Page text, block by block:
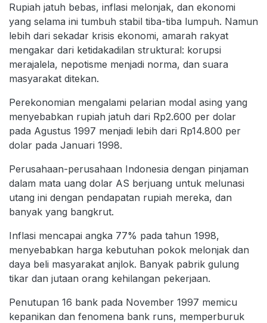
Rupiah jatuh bebas, inflasi melonjak, dan ekonomi
yang selama ini tumbuh stabil tiba-tiba lumpuh. Namun
lebih dari sekadar krisis ekonomi, amarah rakyat
mengakar dari ketidakadilan struktural: korupsi
merajalela, nepotisme menjadi norma, dan suara
masyarakat ditekan.
Perekonomian mengalami pelarian modal asing yang
menyebabkan rupiah jatuh dari Rp2.600 per dolar
pada Agustus 1997 menjadi lebih dari Rp14.800 per
dolar pada Januari 1998.
Perusahaan-perusahaan Indonesia dengan pinjaman
dalam mata uang dolar AS berjuang untuk melunasi
utang ini dengan pendapatan rupiah mereka, dan
banyak yang bangkrut.
Inflasi mencapai angka 77% pada tahun 1998,
menyebabkan harga kebutuhan pokok melonjak dan
daya beli masyarakat anjlok. Banyak pabrik gulung
tikar dan jutaan orang kehilangan pekerjaan.
Penutupan 16 bank pada November 1997 memicu
kepanikan dan fenomena bank runs, memperburuk